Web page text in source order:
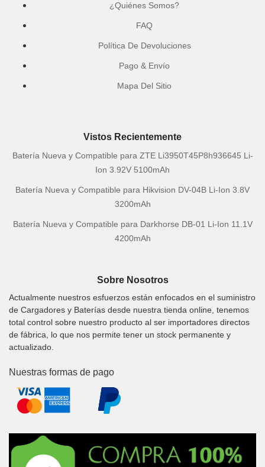
¿Quiénes Somos?
FAQ
Política De Devoluciones
Pago & Envío
Mapa Del Sitio
Vistos Recientemente
Batería Nueva y Compatible para ZTE Li3950T45P8h936645 Li-
Ion 3.92V 5100mAh
Batería Nueva y Compatible para Hikvision DV-04B Li-Ion 3.8V
3200mAh
Batería Nueva y Compatible para Darkhorse DB-01 Li-Ion 11.1V
4200mAh
Sobre Nosotros
Actualmente nuestros esfuerzos están enfocados en el suministro
de Cargadores y Baterías desde nuestra tienda online, tenemos
total control sobre nuestro producto al ser importadores directos
de fábrica, lo que nos permite tener un stock permanente y
actualizado.
Nuestras formas de pago